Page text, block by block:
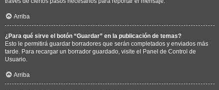
Arriba
¿Para qué sirve el botón “Guardar” en la publicación de temas?
Esto le permitirá guardar borradores que serán completados y enviados más
tarde. Para recargar un borrador guardado, visite el Panel de Control de
Usuario.
Arriba